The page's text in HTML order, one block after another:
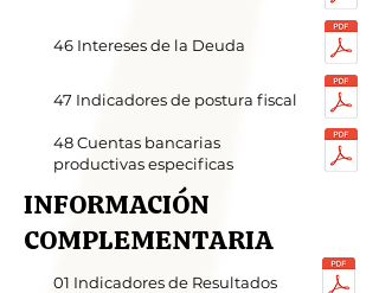
46 Intereses de la Deuda
47 Indicadores de postura fiscal
48 Cuentas bancarias
productivas especificas
INFORMACIÓN
COMPLEMENTARIA
01 Indicadores de Resultados